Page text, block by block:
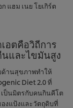
แฮม เนย โยเกิร์ต
อตคือวิถีการ
และไขมันสูง
านสุขภาพทําให้
Diet 2.0 ที่
เป็นมิตรกับคนกินคีโต
งแป้งและวัตถุดิบที่